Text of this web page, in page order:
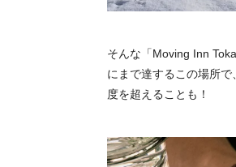
そんな「Moving Inn
にまで達するこの場所
度を超えることも！